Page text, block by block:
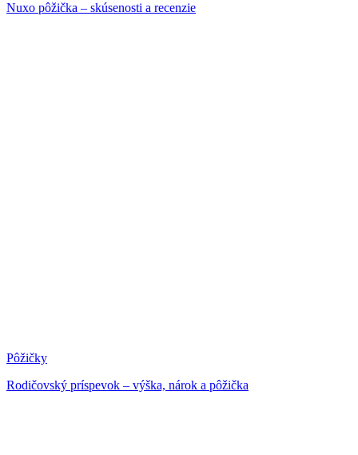
Nuxo pôžička – skúsenosti a recenzie
Pôžičky
Rodičovský príspevok – výška, nárok a pôžička